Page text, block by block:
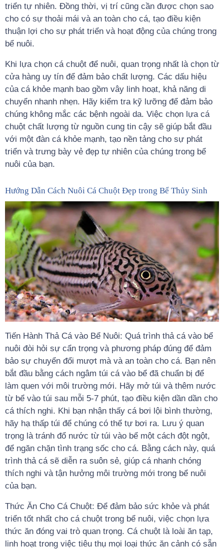
triển tự nhiên. Đồng thời, vị trí cũng cần được chọn sao
cho có sự thoải mái và an toàn cho cá, tạo điều kiện
thuận lợi cho sự phát triển và hoạt động của chúng trong
bể nuôi.
Khi lựa chọn cá chuột để nuôi, quan trọng nhất là chọn từ
cửa hàng uy tín để đảm bảo chất lượng. Các dấu hiệu
của cá khỏe mạnh bao gồm vây linh hoạt, khả năng di
chuyển nhanh nhẹn. Hãy kiểm tra kỹ lưỡng để đảm bảo
chúng không mắc các bệnh ngoài da. Việc chọn lựa cá
chuột chất lượng từ nguồn cung tin cậy sẽ giúp bắt đầu
với một đàn cá khỏe mạnh, tạo nền tảng cho sự phát
triển và trưng bày vẻ đẹp tự nhiên của chúng trong bể
nuôi của bạn.
Hướng Dẫn Cách Nuôi Cá Chuột Đẹp trong Bể Thủy Sinh
Tiến Hành Thả Cá vào Bể Nuôi: Quá trình thả cá vào bể
nuôi đòi hỏi sự cẩn trọng và phương pháp đúng để đảm
bảo sự chuyển đổi mượt mà và an toàn cho cá. Bạn nên
bắt đầu bằng cách ngâm túi cá vào bể đã chuẩn bị để
làm quen với môi trường mới. Hãy mở túi và thêm nước
từ bể vào túi sau mỗi 5-7 phút, tạo điều kiện dần dần cho
cá thích nghi. Khi bạn nhận thấy cá bơi lội bình thường,
hãy hạ thấp túi để chúng có thể tự bơi ra. Lưu ý quan
trọng là tránh đổ nước từ túi vào bể một cách đột ngột,
để ngăn chặn tình trạng sốc cho cá. Bằng cách này, quá
trình thả cá sẽ diễn ra suôn sẻ, giúp cá nhanh chóng
thích nghi và tận hưởng môi trường mới trong bể nuôi
của bạn.
Thức Ăn Cho Cá Chuột: Để đảm bảo sức khỏe và phát
triển tốt nhất cho cá chuột trong bể nuôi, việc chọn lựa
thức ăn đóng vai trò quan trọng. Cá chuột là loài ăn tạp,
linh hoạt trong việc tiêu thụ mọi loại thức ăn cảnh có sẵn